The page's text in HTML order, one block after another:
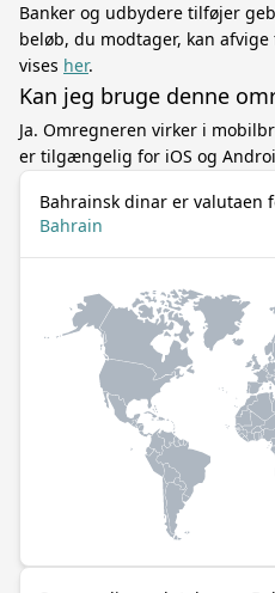
Banker og udbydere tilføjer
beløb, du modtager, kan
vises her.
Kan jeg bruge denne
Ja. Omregneren virker i
er tilgængelig for iOS og
Bahrainsk dinar er valutaen
Bahrain